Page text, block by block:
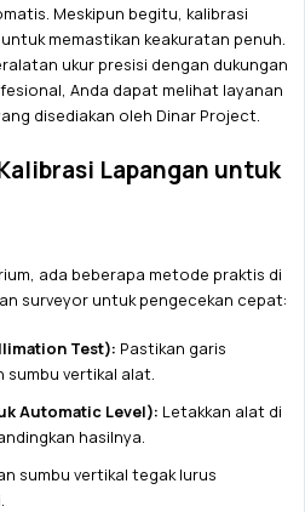
Meskipun begitu, kalibrasi
memastikan keakuratan penuh.
ukur presisi dengan dukungan
Anda dapat melihat layanan
disediakan oleh Dinar Project.
Lapangan untuk
ada beberapa metode praktis di
surveyor untuk pengecekan cepat:
Test): Pastikan garis
sumbu vertikal alat.
Automatic Level): Letakkan alat di
hasilnya.
sumbu vertikal tegak lurus